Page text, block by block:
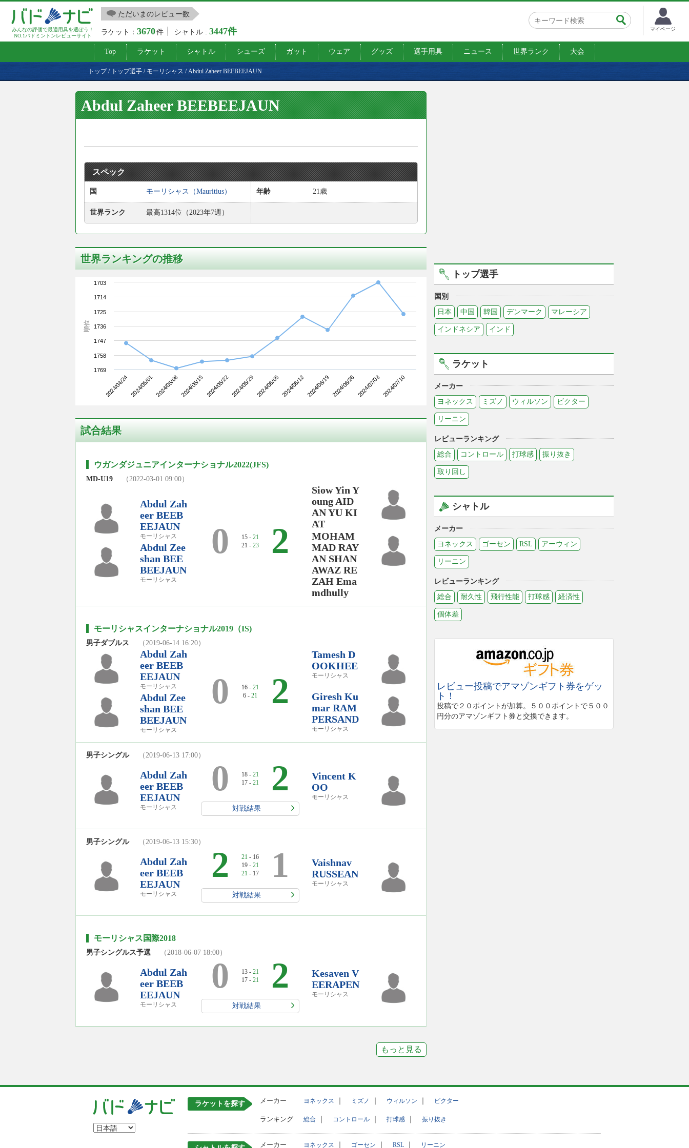
みんなの評価で最適用具を選ぼう！
NO.1バドミントンレビューサイト
ただいまのレビュー数
ラケット：3670件 シャトル :3447件 マイページ
Top ラケット シャトル シューズ ガット ウェア グッズ 選手用具 ニュース 世界ランク 大会
トップ/ トップ選手 / モーリシャス / Abdul Zaheer BEEBEEJAUN
Abdul Zaheer BEEBEEJAUN
スペック
国 モーリシャス（Mauritius） 年齢 21歳
世界ランク 最高1314位（2023年7週）
世界ランキングの推移
順位
2024/04/24 2024/05/01 2024/05/08 2024/05/15 2024/05/22 2024/05/29 2024/06/05 2024/06/12 2024/06/19 2024/06/26 2024/07/03 2024/07/10
1703
1714
1725
1736
1747
1758
1769
試合結果
ウガンダジュニアインターナショナル2022(JFS)
MD-U19 （2022-03-01 09:00）
Abdul Zah
eer BEEB
EEJAUN
モーリシャス
Abdul Zee
shan BEE
BEEJAUN
モーリシャス
0 15 - 21
21 - 23 2
Siow Yin Y
oung AID
AN YU KI
AT
MOHAM
MAD RAY
AN SHAN
AWAZ RE
ZAH Ema
mdhully
モーリシャスインターナショナル2019（IS)
男子ダブルス （2019-06-14 16:20）
Abdul Zah
eer BEEB
EEJAUN
モーリシャス
Abdul Zee
shan BEE
BEEJAUN
モーリシャス
0 16 - 21
6 - 21 2
Tamesh D
OOKHEE
モーリシャス
Giresh Ku
mar RAM
PERSAND
モーリシャス
男子シングル （2019-06-13 17:00）
Abdul Zah
eer BEEB
EEJAUN
モーリシャス
0 18 - 21
17 - 21 2
対戦結果
Vincent K
OO
モーリシャス
男子シングル （2019-06-13 15:30）
Abdul Zah
eer BEEB
EEJAUN
モーリシャス
2 21 - 16
19 - 21
21 - 17 1
対戦結果
Vaishnav
RUSSEAN
モーリシャス
モーリシャス国際2018
男子シングルス予選 （2018-06-07 18:00）
Abdul Zah
eer BEEB
EEJAUN
モーリシャス
0 13 - 21
17 - 21 2
対戦結果
Kesaven V
EERAPEN
モーリシャス
もっと見る
トップ選手
国別
日本
中国 韓国 デンマーク マレーシア
インドネシア インド
ラケット
メーカー
ヨネックス
ミズノ ウィルソン ビクター
リーニン
レビューランキング
総合
コントロール 打球感 振り抜き
取り回し
シャトル
メーカー
ヨネックス
ゴーセン RSL アーウィン
リーニン
レビューランキング
総合
耐久性 飛行性能 打球感 経済性
個体差
レビュー投稿でアマゾンギフト券をゲッ
ト！
投稿で２０ポイントが加算。５００ポイントで５００
円分のアマゾンギフト券と交換できます。
ラケットを探す メーカー ヨネックス ｜ ミズノ ｜ ウィルソン ｜ ビクター
ランキング 総合 ｜ コントロール ｜ 打球感 ｜ 振り抜き
メーカー ヨネックス ｜ ゴーセン ｜ RSL ｜ リーニン